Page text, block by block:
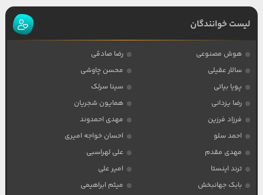
لیست خوانندگان
هوش مصنوعی
رضا صادقی
سالار عقیلی
محسن چاوشی
پویا بیاتی
سینا سرلک
رضا یزدانی
همایون شجریان
فرزاد فرزین
مهدی احمدوند
احمد سلو
احسان خواجه امیری
مهدی مقدم
علی لهراسبی
ترند اینستا
امیر علی
بابک جهانبخش
میثم ابراهیمی